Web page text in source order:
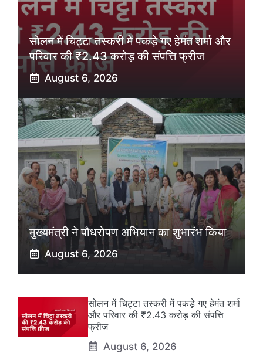
सोलन में चिट्टा तस्करी में पकड़े गए हेमंत शर्मा और
परिवार की ₹2.43 करोड़ की संपत्ति फ्रीज
August 6, 2026
मुख्यमंत्री ने पौधरोपण अभियान का शुभारंभ किया
August 6, 2026
सोलन में चिट्टा तस्करी में पकड़े गए हेमंत शर्मा
और परिवार की ₹2.43 करोड़ की संपत्ति
फ्रीज
August 6, 2026